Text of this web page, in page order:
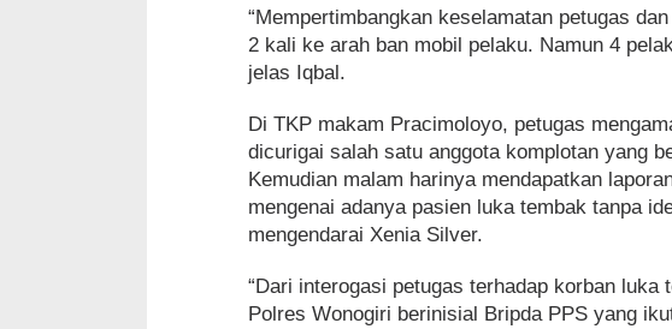
“Mempertimbangkan keselamatan petugas
2 kali ke arah ban mobil pelaku. Namun 4
jelas Iqbal.
Di TKP makam Pracimoloyo, petugas
dicurigai salah satu anggota komplotan yang
Kemudian malam harinya mendapatkan
mengenai adanya pasien luka tembak tanpa
mengendarai Xenia Silver.
“Dari interogasi petugas terhadap korban
Polres Wonogiri berinisial Bripda PPS yang